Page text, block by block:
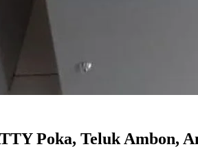
Poka, Teluk Ambon,